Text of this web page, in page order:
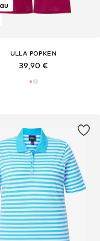
ULLA POPKEN
39,90 €